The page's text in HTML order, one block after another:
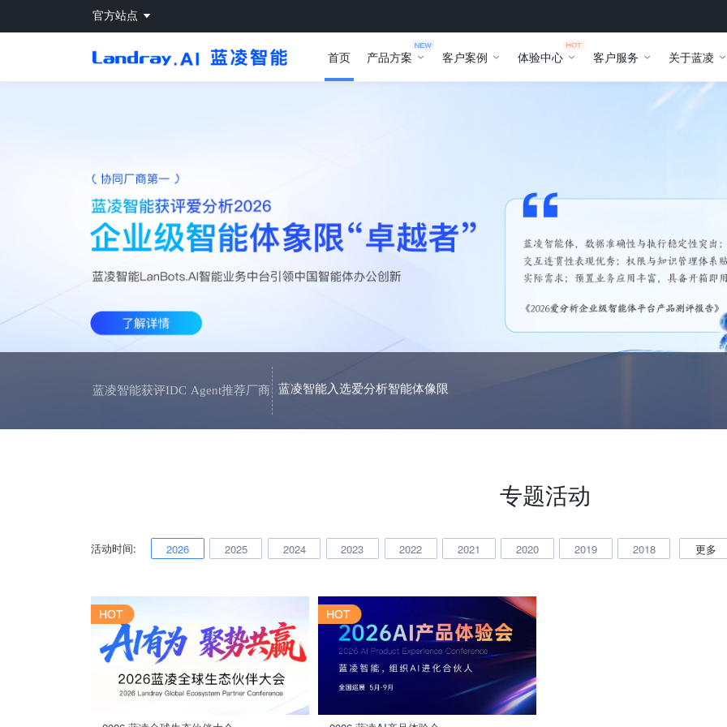
官方站点
首页 产品方案 客户案例 体验中心 客户服务 关于蓝凌
蓝凌智能获评IDC Agent推荐厂商 蓝凌智能入选爱分析智能体像限
专题活动
活动时间: 2026 2025 2024 2023 2022 2021 2020 2019 2018 更多